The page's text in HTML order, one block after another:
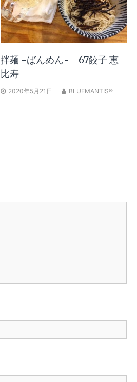
拌麺 -ばんめん- 67餃子 恵
比寿
2020年5月21日 BLUEMANTIS®